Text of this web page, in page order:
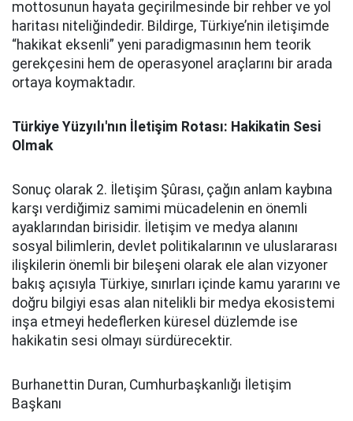
mottosunun hayata geçirilmesinde bir rehber ve yol
haritası niteliğindedir. Bildirge, Türkiye’nin iletişimde
“hakikat eksenli” yeni paradigmasının hem teorik
gerekçesini hem de operasyonel araçlarını bir arada
ortaya koymaktadır.
Türkiye Yüzyılı'nın İletişim Rotası: Hakikatin Sesi
Olmak
Sonuç olarak 2. İletişim Şûrası, çağın anlam kaybına
karşı verdiğimiz samimi mücadelenin en önemli
ayaklarından birisidir. İletişim ve medya alanını
sosyal bilimlerin, devlet politikalarının ve uluslararası
ilişkilerin önemli bir bileşeni olarak ele alan vizyoner
bakış açısıyla Türkiye, sınırları içinde kamu yararını ve
doğru bilgiyi esas alan nitelikli bir medya ekosistemi
inşa etmeyi hedeflerken küresel düzlemde ise
hakikatin sesi olmayı sürdürecektir.
Burhanettin Duran, Cumhurbaşkanlığı İletişim
Başkanı